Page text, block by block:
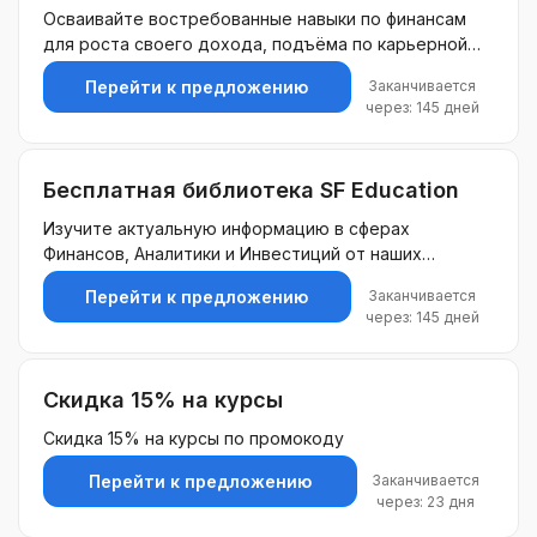
Осваивайте востребованные навыки по финансам
для роста своего дохода, подъёма по карьерной
лестнице или перехода на другую
высокооплачиваемую работу.
Перейти к предложению
Заканчивается
через: 145 дней
Бесплатная библиотека SF Education
Изучите актуальную информацию в сферах
Финансов, Аналитики и Инвестиций от наших
экспертов. Оставьте контакты и получите полный
доступ к библиотеке.
Перейти к предложению
Заканчивается
через: 145 дней
Скидка 15% на курсы
Скидка 15% на курсы по промокоду
Перейти к предложению
Заканчивается
через: 23 дня